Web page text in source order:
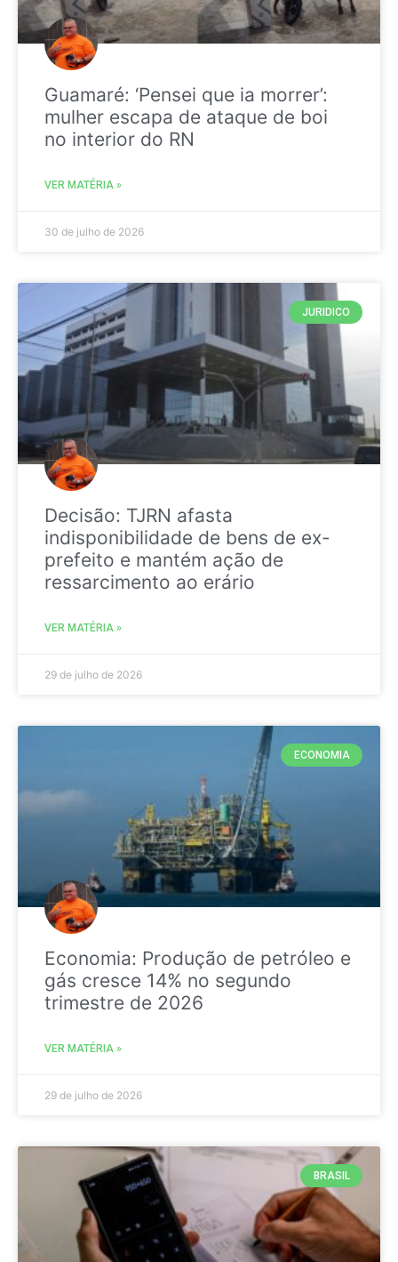
Guamaré: ‘Pensei que ia morrer’:
mulher escapa de ataque de boi
no interior do RN
VER MATÉRIA »
30 de julho de 2026
JURIDICO
Decisão: TJRN afasta
indisponibilidade de bens de ex-
prefeito e mantém ação de
ressarcimento ao erário
VER MATÉRIA »
29 de julho de 2026
ECONOMIA
Economia: Produção de petróleo e
gás cresce 14% no segundo
trimestre de 2026
VER MATÉRIA »
29 de julho de 2026
BRASIL